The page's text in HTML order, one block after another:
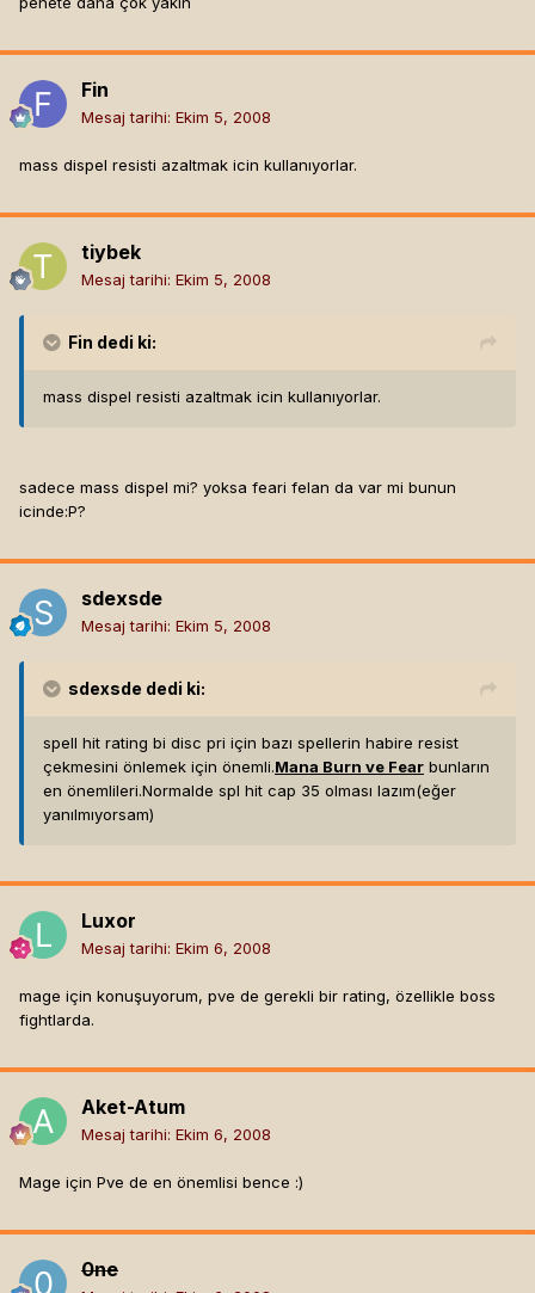
Fin
Mesaj tarihi: Ekim 5, 2008
mass dispel resisti azaltmak icin kullanıyorlar.
tiybek
Mesaj tarihi: Ekim 5, 2008
Fin dedi ki:
mass dispel resisti azaltmak icin kullanıyorlar.
sadece mass dispel mi? yoksa feari felan da var mi bunun
icinde:P?
sdexsde
Mesaj tarihi: Ekim 5, 2008
sdexsde dedi ki:
spell hit rating bi disc pri için bazı spellerin habire resist
çekmesini önlemek için önemli.Mana Burn ve Fear bunların
en önemlileri.Normalde spl hit cap 35 olması lazım(eğer
yanılmıyorsam)
Luxor
Mesaj tarihi: Ekim 6, 2008
mage için konuşuyorum, pve de gerekli bir rating, özellikle boss
fightlarda.
Aket-Atum
Mesaj tarihi: Ekim 6, 2008
Mage için Pve de en önemlisi bence :)
0ne